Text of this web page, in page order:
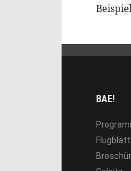
BAE!